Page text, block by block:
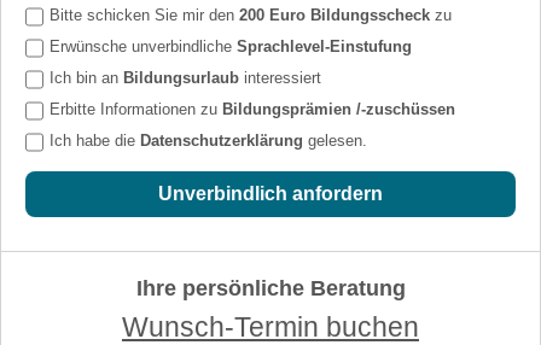
Bitte schicken Sie mir den 200 Euro Bildungsscheck zu
Erwünsche unverbindliche Sprachlevel-Einstufung
Ich bin an Bildungsurlaub interessiert
Erbitte Informationen zu Bildungsprämien /-zuschüssen
Ich habe die Datenschutzerklärung gelesen.
Unverbindlich anfordern
Ihre persönliche Beratung
Wunsch-Termin buchen